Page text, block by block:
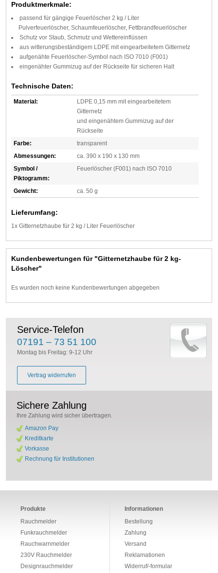
Produktmerkmale:
passend für gängige Feuerlöscher 2 kg / Liter
Pulverfeuerlöscher, Schaumfeuerlöscher, Fettbrandfeuerlöscher
Schutz vor Staub, Schmutz und Wettereinflüssen
aus witterungsbeständigem LDPE mit eingearbeitetem Gitternetz
aufgenähte Feuerlöscher-Symbol nach ISO 7010 (F001)
eingenähter Gummizug auf der Rückseite für sicheren Halt
Technische Daten:
Material:
LDPE 0,15 mm mit eingearbeitetem
Gitternetz
und eingenähtem Gummizug auf der
Rückseite
Farbe:
transparent
Abmessungen:
ca. 390 x 190 x 130 mm
Symbol /
Piktogramm:
Feuerlöscher (F001) nach ISO 7010
Gewicht: ca. 50 g
Lieferumfang:
1x Gitternetzhaube für 2 kg / Liter Feuerlöscher
Kundenbewertungen für "Gitternetzhaube für 2 kg-
Löscher"
Es wurden noch keine Kundenbewertungen abgegeben
Service-Telefon
07191 – 73 51 100
Montag bis Freitag: 9-12 Uhr
Vertrag widerrufen
Sichere Zahlung
Ihre Zahlung wird sicher übertragen.
Amazon Pay
Kreditkarte
Vorkasse
Rechnung für Institutionen
Produkte
Rauchmelder
Funkrauchmelder
Rauchwarnmelder
230V Rauchmelder
Designrauchmelder
Informationen
Bestellung
Zahlung
Versand
Reklamationen
Widerruf/-formular